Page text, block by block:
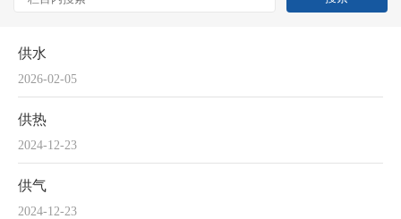
2026-02-05
供水
2024-12-23
供热
2024-12-23
供气